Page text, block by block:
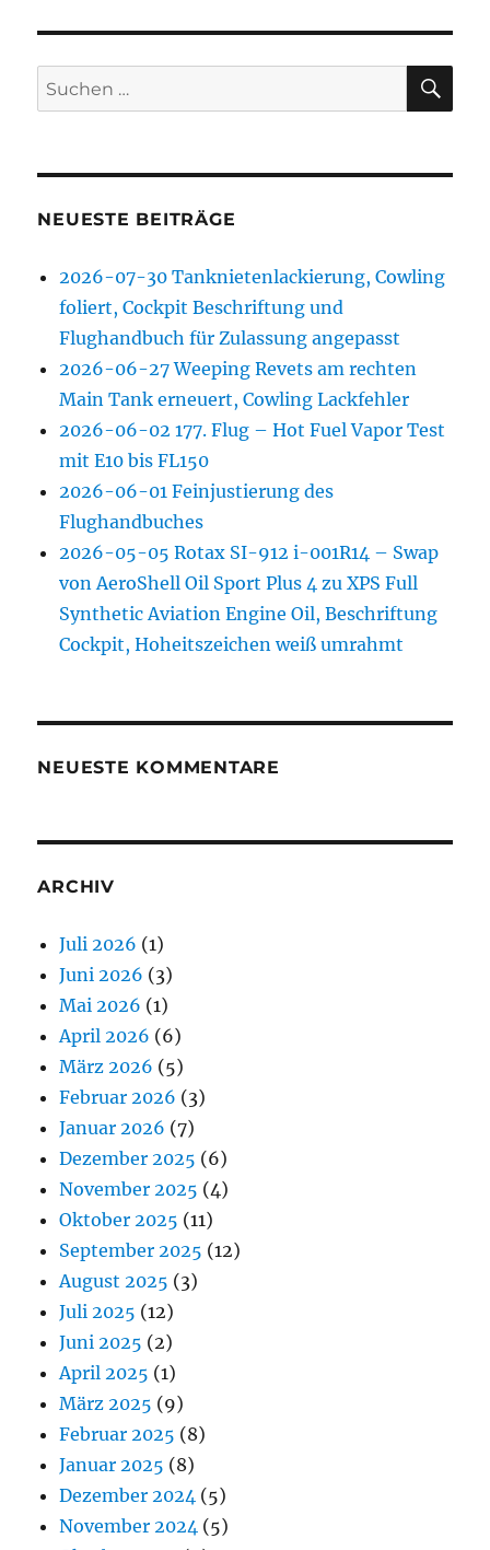
Suchen
nach:
NEUESTE BEITRÄGE
2026-07-30 Tanknietenlackierung, Cowling
foliert, Cockpit Beschriftung und
Flughandbuch für Zulassung angepasst
2026-06-27 Weeping Revets am rechten
Main Tank erneuert, Cowling Lackfehler
2026-06-02 177. Flug – Hot Fuel Vapor Test
mit E10 bis FL150
2026-06-01 Feinjustierung des
Flughandbuches
2026-05-05 Rotax SI-912 i-001R14 – Swap
von AeroShell Oil Sport Plus 4 zu XPS Full
Synthetic Aviation Engine Oil, Beschriftung
Cockpit, Hoheitszeichen weiß umrahmt
NEUESTE KOMMENTARE
ARCHIV
Juli 2026 (1)
Juni 2026 (3)
Mai 2026 (1)
April 2026 (6)
März 2026 (5)
Februar 2026 (3)
Januar 2026 (7)
Dezember 2025 (6)
November 2025 (4)
Oktober 2025 (11)
September 2025 (12)
August 2025 (3)
Juli 2025 (12)
Juni 2025 (2)
April 2025 (1)
März 2025 (9)
Februar 2025 (8)
Januar 2025 (8)
Dezember 2024 (5)
November 2024 (5)